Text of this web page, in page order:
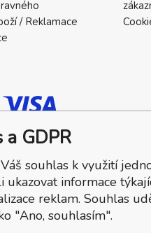
/ Reklamace
a GDPR
souhlas k využití
informace
reklam. Souhlas
"Ano, souhlasím".